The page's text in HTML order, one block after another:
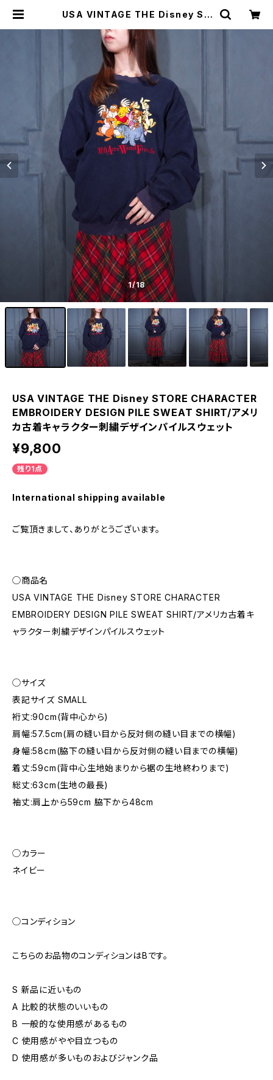
USA VINTAGE THE Disney ST
Y DESIGN PILE SWEAT SHIRT/
アメリカ古着キャラクター刺繍デザイ
ンパイルスウェット | Titti Vintage
1/18
USA VINTAGE THE Disney STORE CHARACTER
EMBROIDERY DESIGN PILE SWEAT SHIRT/アメリ
カ古着キャラクター刺繍デザインパイルスウェット
¥9,800
残り1点
International shipping available
ご覧頂きまして、ありがとうございます。
◯商品名
USA VINTAGE THE Disney STORE CHARACTER
EMBROIDERY DESIGN PILE SWEAT SHIRT/アメリカ古着キ
ャラクター刺繍デザインパイルスウェット
◯サイズ
表記サイズ SMALL
裄丈:90cm(背中心から)
肩幅:57.5cm(肩の縫い目から反対側の縫い目までの横幅)
身幅:58cm(脇下の縫い目から反対側の縫い目までの横幅)
着丈:59cm(背中心生地始まりから裾の生地終わりまで)
総丈:63cm(生地の最長)
袖丈:肩上から59cm 脇下から48cm
◯カラー
ネイビー
◯コンディション
こちらのお品物のコンディションはBです。
S 新品に近いもの
A 比較的状態のいいもの
B 一般的な使用感があるもの
C 使用感がやや目立つもの
D 使用感が多いものおよびジャンク品